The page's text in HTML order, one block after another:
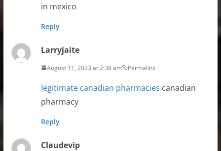
in mexico
Reply
Larryjaite
August 11, 2023 at 2:38 am Permalink
legitimate canadian pharmacies canadian
pharmacy
Reply
Claudevip